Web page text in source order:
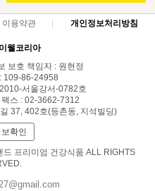
이용약관 개인정보처리방침
웰코리아
보호 책임자 : 원현정
109-86-24958
서울강서-0782호
스 : 02-3662-7312
37, 402호(등촌동, 지석빌딩)
확인
프리미엄 건강식품 ALL RIGHTS